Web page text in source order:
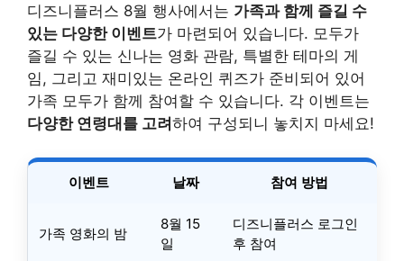
디즈니플러스 8월 행사에서는 가족과 함께 즐길 수
있는 다양한 이벤트가 마련되어 있습니다. 모두가
즐길 수 있는 신나는 영화 관람, 특별한 테마의 게
임, 그리고 재미있는 온라인 퀴즈가 준비되어 있어
가족 모두가 함께 참여할 수 있습니다. 각 이벤트는
다양한 연령대를 고려하여 구성되니 놓치지 마세요!
이벤트 날짜 참여 방법
가족 영화의 밤
8월 15
일
디즈니플러스 로그인
후 참여